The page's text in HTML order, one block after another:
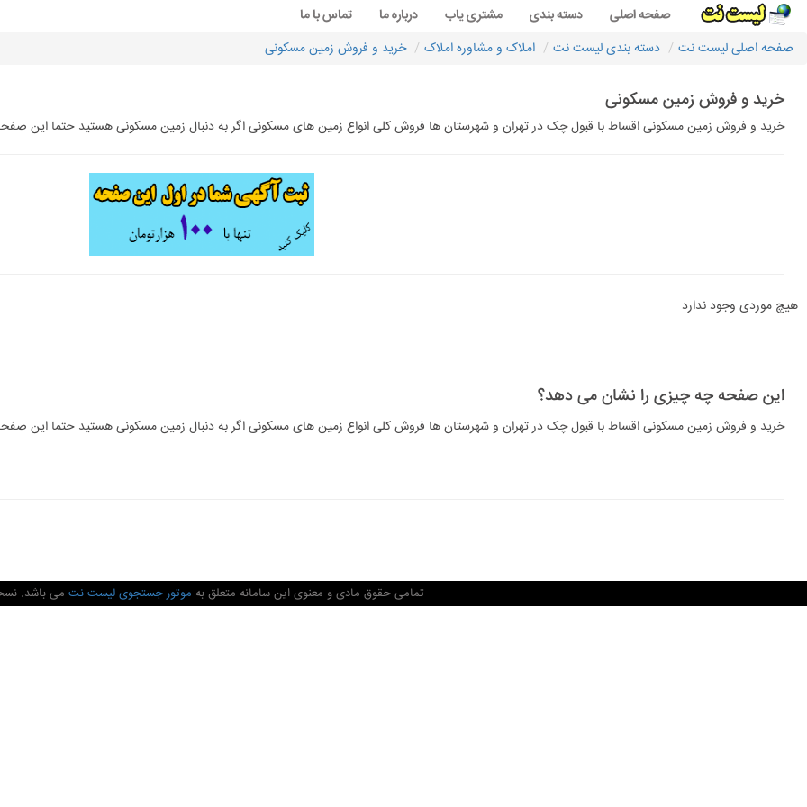
صفحه اصلی دسته بندی مشتری یاب درباره ما
تماس با ما
صفحه اصلی لیست نت
دسته بندی لیست نت املاک و مشاوره املاک خرید و فروش زمین مسکونی
خرید و فروش زمین مسکونی
خرید و فروش زمین مسکونی اقساط با قبول چک در تهران و شهرستان ها فروش کلی انواع زمین های مسکونی اگر به دنبال زمین مسکونی هستید حتما این
هیچ موردی وجود ندارد
این صفحه چه چیزی را نشان می دهد؟
خرید و فروش زمین مسکونی اقساط با قبول چک در تهران و شهرستان ها فروش کلی انواع زمین های مسکونی اگر به دنبال زمین مسکونی هستید حتما این
تمامی حقوق مادی و معنوی این سامانه متعلق به موتور جستجوی لیست نت می باشد.